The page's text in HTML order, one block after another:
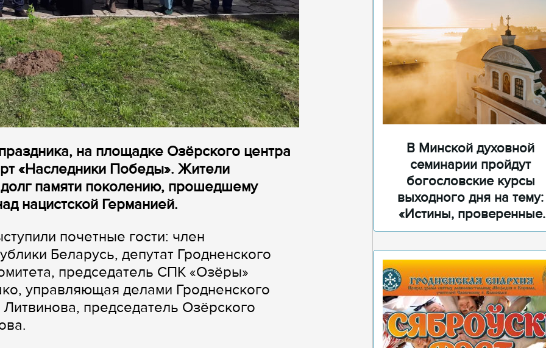
на площадке Озёрского центра
«Наследники Победы». Жители
долг памяти поколению, прошедшему
нацистской Германией.
почетные гости: член
Беларусь, депутат Гродненского
председатель СПК «Озёры»
управляющая делами Гродненского
председатель Озёрского
В Минской духовной
семинарии пройдут
богословские курсы
выходного дня на тему:
«Истины, проверенные
временем»